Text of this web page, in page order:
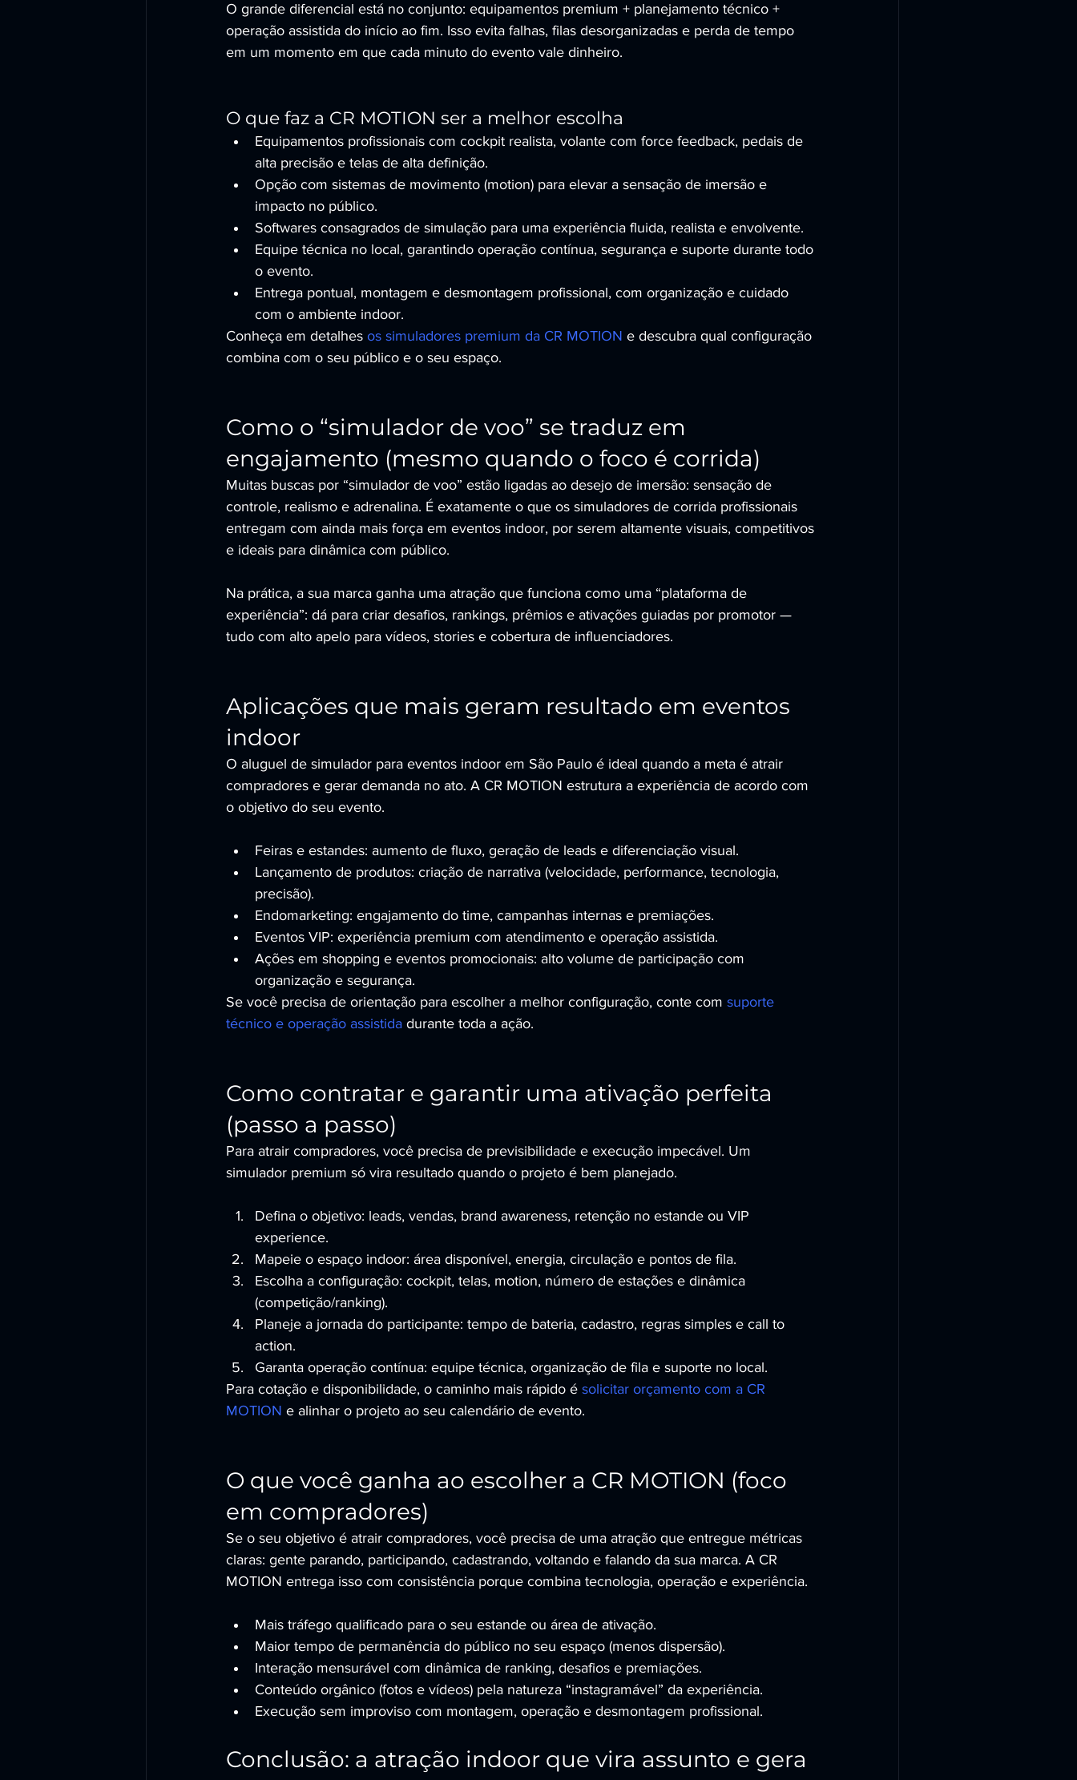
O grande diferencial está no conjunto: equipamentos premium + planejamento técnico +
operação assistida do início ao fim. Isso evita falhas, filas desorganizadas e perda de tempo
em um momento em que cada minuto do evento vale dinheiro.
O que faz a CR MOTION ser a melhor escolha
Equipamentos profissionais com cockpit realista, volante com force feedback, pedais de
alta precisão e telas de alta definição.
Opção com sistemas de movimento (motion) para elevar a sensação de imersão e
impacto no público.
Softwares consagrados de simulação para uma experiência fluida, realista e envolvente.
Equipe técnica no local, garantindo operação contínua, segurança e suporte durante todo
o evento.
Entrega pontual, montagem e desmontagem profissional, com organização e cuidado
com o ambiente indoor.
Conheça em detalhes os simuladores premium da CR MOTION e descubra qual configuração
combina com o seu público e o seu espaço.
Como o “simulador de voo” se traduz em
engajamento (mesmo quando o foco é corrida)
Muitas buscas por “simulador de voo” estão ligadas ao desejo de imersão: sensação de
controle, realismo e adrenalina. É exatamente o que os simuladores de corrida profissionais
entregam com ainda mais força em eventos indoor, por serem altamente visuais, competitivos
e ideais para dinâmica com público.
Na prática, a sua marca ganha uma atração que funciona como uma “plataforma de
experiência”: dá para criar desafios, rankings, prêmios e ativações guiadas por promotor —
tudo com alto apelo para vídeos, stories e cobertura de influenciadores.
Aplicações que mais geram resultado em eventos
indoor
O aluguel de simulador para eventos indoor em São Paulo é ideal quando a meta é atrair
compradores e gerar demanda no ato. A CR MOTION estrutura a experiência de acordo com
o objetivo do seu evento.
Feiras e estandes: aumento de fluxo, geração de leads e diferenciação visual.
Lançamento de produtos: criação de narrativa (velocidade, performance, tecnologia,
precisão).
Endomarketing: engajamento do time, campanhas internas e premiações.
Eventos VIP: experiência premium com atendimento e operação assistida.
Ações em shopping e eventos promocionais: alto volume de participação com
organização e segurança.
Se você precisa de orientação para escolher a melhor configuração, conte com suporte
técnico e operação assistida durante toda a ação.
Como contratar e garantir uma ativação perfeita
(passo a passo)
Para atrair compradores, você precisa de previsibilidade e execução impecável. Um
simulador premium só vira resultado quando o projeto é bem planejado.
Defina o objetivo: leads, vendas, brand awareness, retenção no estande ou VIP
experience.
Mapeie o espaço indoor: área disponível, energia, circulação e pontos de fila.
Escolha a configuração: cockpit, telas, motion, número de estações e dinâmica
(competição/ranking).
Planeje a jornada do participante: tempo de bateria, cadastro, regras simples e call to
action.
Garanta operação contínua: equipe técnica, organização de fila e suporte no local.
Para cotação e disponibilidade, o caminho mais rápido é solicitar orçamento com a CR
MOTION e alinhar o projeto ao seu calendário de evento.
O que você ganha ao escolher a CR MOTION (foco
em compradores)
Se o seu objetivo é atrair compradores, você precisa de uma atração que entregue métricas
claras: gente parando, participando, cadastrando, voltando e falando da sua marca. A CR
MOTION entrega isso com consistência porque combina tecnologia, operação e experiência.
Mais tráfego qualificado para o seu estande ou área de ativação.
Maior tempo de permanência do público no seu espaço (menos dispersão).
Interação mensurável com dinâmica de ranking, desafios e premiações.
Conteúdo orgânico (fotos e vídeos) pela natureza “instagramável” da experiência.
Execução sem improviso com montagem, operação e desmontagem profissional.
Conclusão: a atração indoor que vira assunto e gera